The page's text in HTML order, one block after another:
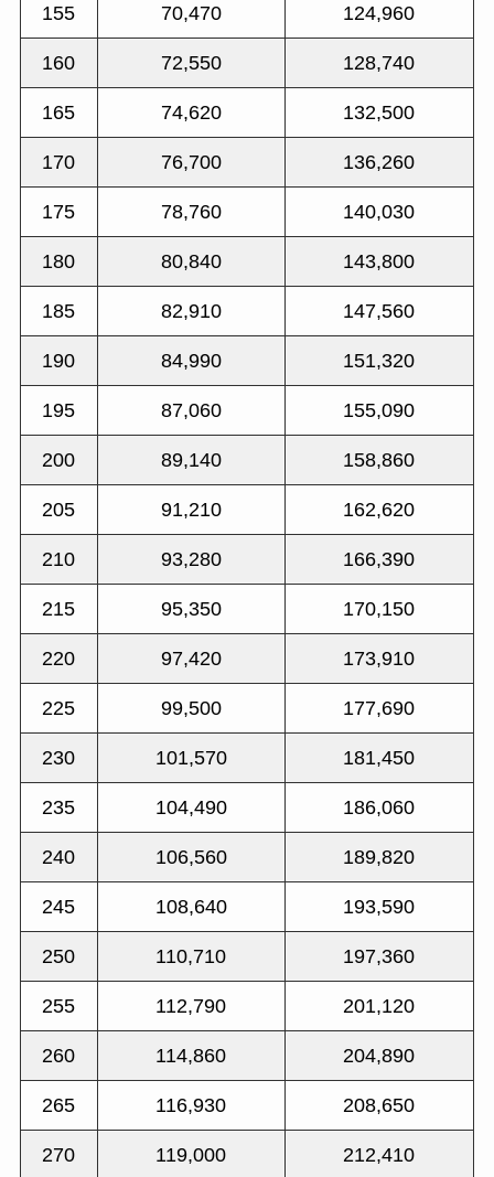
155 70,470 124,960
160 72,550 128,740
165 74,620 132,500
170 76,700 136,260
175 78,760 140,030
180 80,840 143,800
185 82,910 147,560
190 84,990 151,320
195 87,060 155,090
200 89,140 158,860
205 91,210 162,620
210 93,280 166,390
215 95,350 170,150
220 97,420 173,910
225 99,500 177,690
230 101,570 181,450
235 104,490 186,060
240 106,560 189,820
245 108,640 193,590
250 110,710 197,360
255 112,790 201,120
260 114,860 204,890
265 116,930 208,650
270 119,000 212,410